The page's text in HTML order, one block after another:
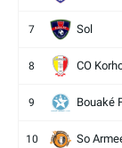
7 Sol
8 CO
9 Bouaké
10 So